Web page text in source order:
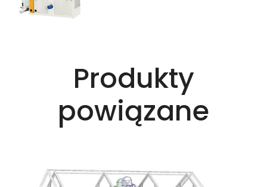
Produkty
powiązane